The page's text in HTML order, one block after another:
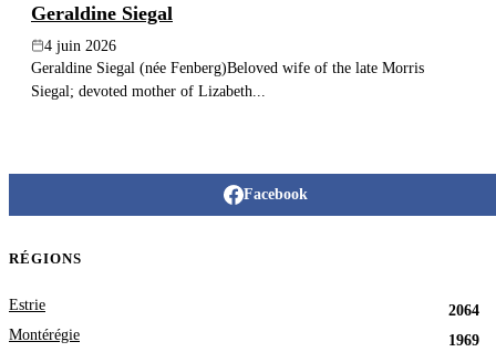
Geraldine Siegal
4 juin 2026
Geraldine Siegal (née Fenberg)Beloved wife of the late Morris
Siegal; devoted mother of Lizabeth...
Facebook
RÉGIONS
Estrie
2064
Montérégie
1969